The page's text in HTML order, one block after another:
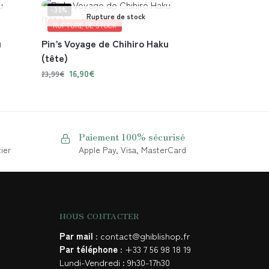
-30%
RUPTURE DE STOCK
Rupture de stock
Pin’s Voyage de Chihiro Haku
(tête)
23,99€ 16,90€
Paiement 100% sécurisé
Apple Pay, Visa, MasterCard
NOUS CONTACTER
Par mail : contact@ghiblishop.fr
Par téléphone: +33 7 56 98 18 19
Lundi-Vendredi : 9h30-17h30